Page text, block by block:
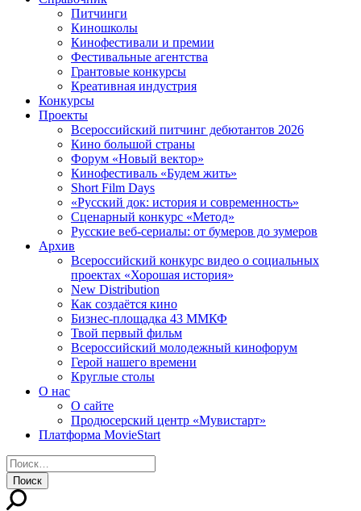
Питчинги
Киношколы
Кинофестивали и премии
Фестивальные агентства
Грантовые конкурсы
Креативная индустрия
Конкурсы
Проекты
Всероссийский питчинг дебютантов 2026
Кино большой страны
Форум «Новый вектор»
Кинофестиваль «Будем жить»
Short Film Days
«Русский док: история и современность»
Сценарный конкурс «Метод»
Русские веб-сериалы: от бумеров до зумеров
Архив
Всероссийский конкурс видео о социальных
проектах «Хорошая история»
New Distribution
Как создаётся кино
Бизнес-площадка 43 ММКФ
Твой первый фильм
Всероссийский молодежный кинофорум
Герой нашего времени
Круглые столы
О нас
О сайте
Продюсерский центр «Мувистарт»
Платформа MovieStart